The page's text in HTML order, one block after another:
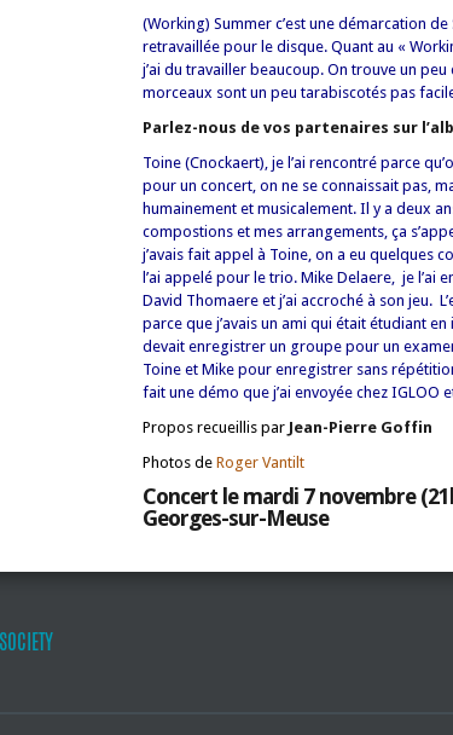
(Working) Summer c’est une démarcation de
retravaillée pour le disque. Quant au «
j’ai du travailler beaucoup. On trouve un
morceaux sont un peu tarabiscotés pas
Parlez-nous de vos partenaires sur
Toine (Cnockaert), je l’ai rencontré parce
pour un concert, on ne se connaissait pas,
humainement et musicalement. Il y a deux
compostions et mes arrangements, ça
j’avais fait appel à Toine, on a eu quelques
l’ai appelé pour le trio. Mike Delaere, je l’ai
David Thomaere et j’ai accroché à son jeu.
parce que j’avais un ami qui était étudiant
devait enregistrer un groupe pour un
Toine et Mike pour enregistrer sans
fait une démo que j’ai envoyée chez IGLOO
Propos recueillis par Jean-Pierre Goffin
Photos de Roger Vantilt
Concert le mardi 7 novembre
Georges-sur-Meuse